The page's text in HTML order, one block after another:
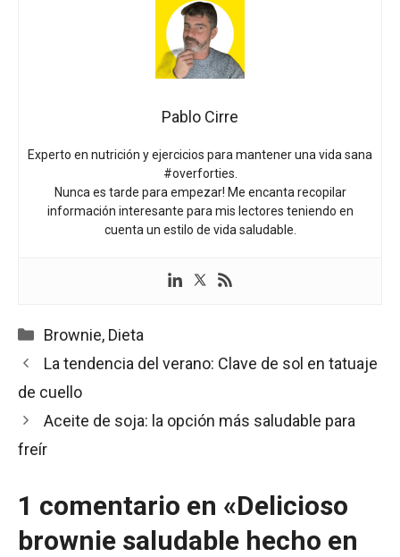
Pablo Cirre
Experto en nutrición y ejercicios para mantener una vida sana
#overforties.
Nunca es tarde para empezar! Me encanta recopilar
información interesante para mis lectores teniendo en
cuenta un estilo de vida saludable.
Categorías
Brownie, Dieta
La tendencia del verano: Clave de sol en tatuaje
de cuello
Aceite de soja: la opción más saludable para
freír
1 comentario en «Delicioso
brownie saludable hecho en